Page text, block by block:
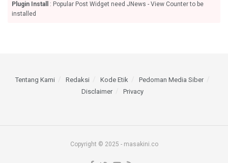
Plugin Install
: Popular Post Widget need JNews - View Counter to be
installed
Tentang Kami Redaksi Kode Etik
Pedoman Media Siber
Disclaimer
Privacy
Copyright © 2025 - masakini.co